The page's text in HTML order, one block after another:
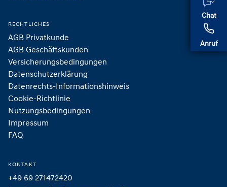
Chat
Anruf
RECHTLICHES
AGB Privatkunde
AGB Geschäftskunden
Versicherungsbedingungen
Datenschutzerklärung
Datenrechts-Informationshinweis
Cookie-Richtlinie
Nutzungsbedingungen
Impressum
FAQ
KONTAKT
+49 69 271472420